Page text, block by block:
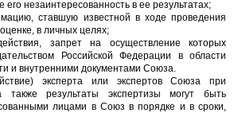
незаинтересованность в ее результатах;
ставшую известной в ходе проведения
в личных целях;
запрет на осуществление которых
Российской Федерации в области
и внутренними документами Союза.
эксперта или экспертов Союза при
также результаты экспертизы могут быть
лицами в Союз в порядке и в сроки,